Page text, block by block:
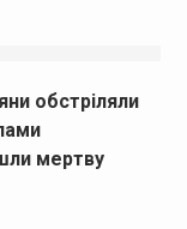
обстріляли
мертву